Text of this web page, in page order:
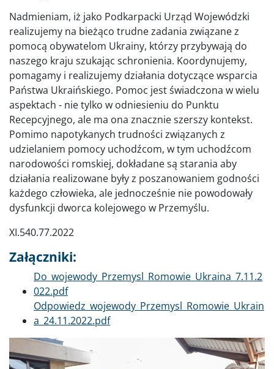
Nadmieniam, iż jako Podkarpacki Urząd Wojewódzki
realizujemy na bieżąco trudne zadania związane z
pomocą obywatelom Ukrainy, którzy przybywają do
naszego kraju szukając schronienia. Koordynujemy,
pomagamy i realizujemy działania dotyczące wsparcia
Państwa Ukraińskiego. Pomoc jest świadczona w wielu
aspektach - nie tylko w odniesieniu do Punktu
Recepcyjnego, ale ma ona znacznie szerszy kontekst.
Pomimo napotykanych trudności związanych z
udzielaniem pomocy uchodźcom, w tym uchodźcom
narodowości romskiej, dokładane są starania aby
działania realizowane były z poszanowaniem godności
każdego człowieka, ale jednocześnie nie powodowały
dysfunkcji dworca kolejowego w Przemyślu.
XI.540.77.2022
Załączniki:
Dokument
Do_wojewody_Przemysl_Romowie_Ukraina_7.11.2
022.pdf
Dokument
Odpowiedz_wojewody_Przemysl_Romowie_Ukrain
a_24.11.2022.pdf